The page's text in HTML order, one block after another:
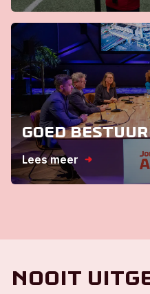
Goed bestuur
Lees meer
Nooit